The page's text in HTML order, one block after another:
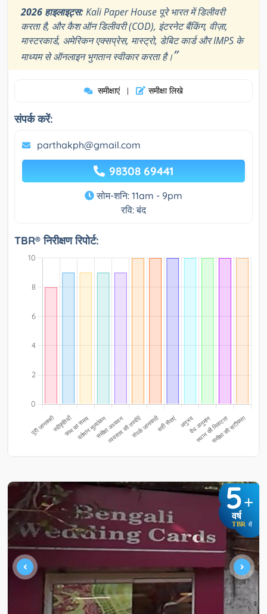
2026 हाइलाइट्स:Kali Paper House पूरे भारत में डिलीवरी
करता है, और कैश ऑन डिलीवरी (COD), इंटरनेट बैंकिंग, वीज़ा,
मास्टरकार्ड, अमेरिकन एक्सप्रेस, मास्ट्रो, डेबिट कार्ड और IMPS के
माध्यम से ऑनलाइन भुगतान स्वीकार करता है।”
समीक्षाएं | समीक्षा लिखे
संपर्क करें:
parthakph@gmail.com
98308 69441
सोम-शनि: 11am - 9pm
रवि: बंद
TBR® निरीक्षण रिपोर्ट:
5+
वर्ष
TBR में